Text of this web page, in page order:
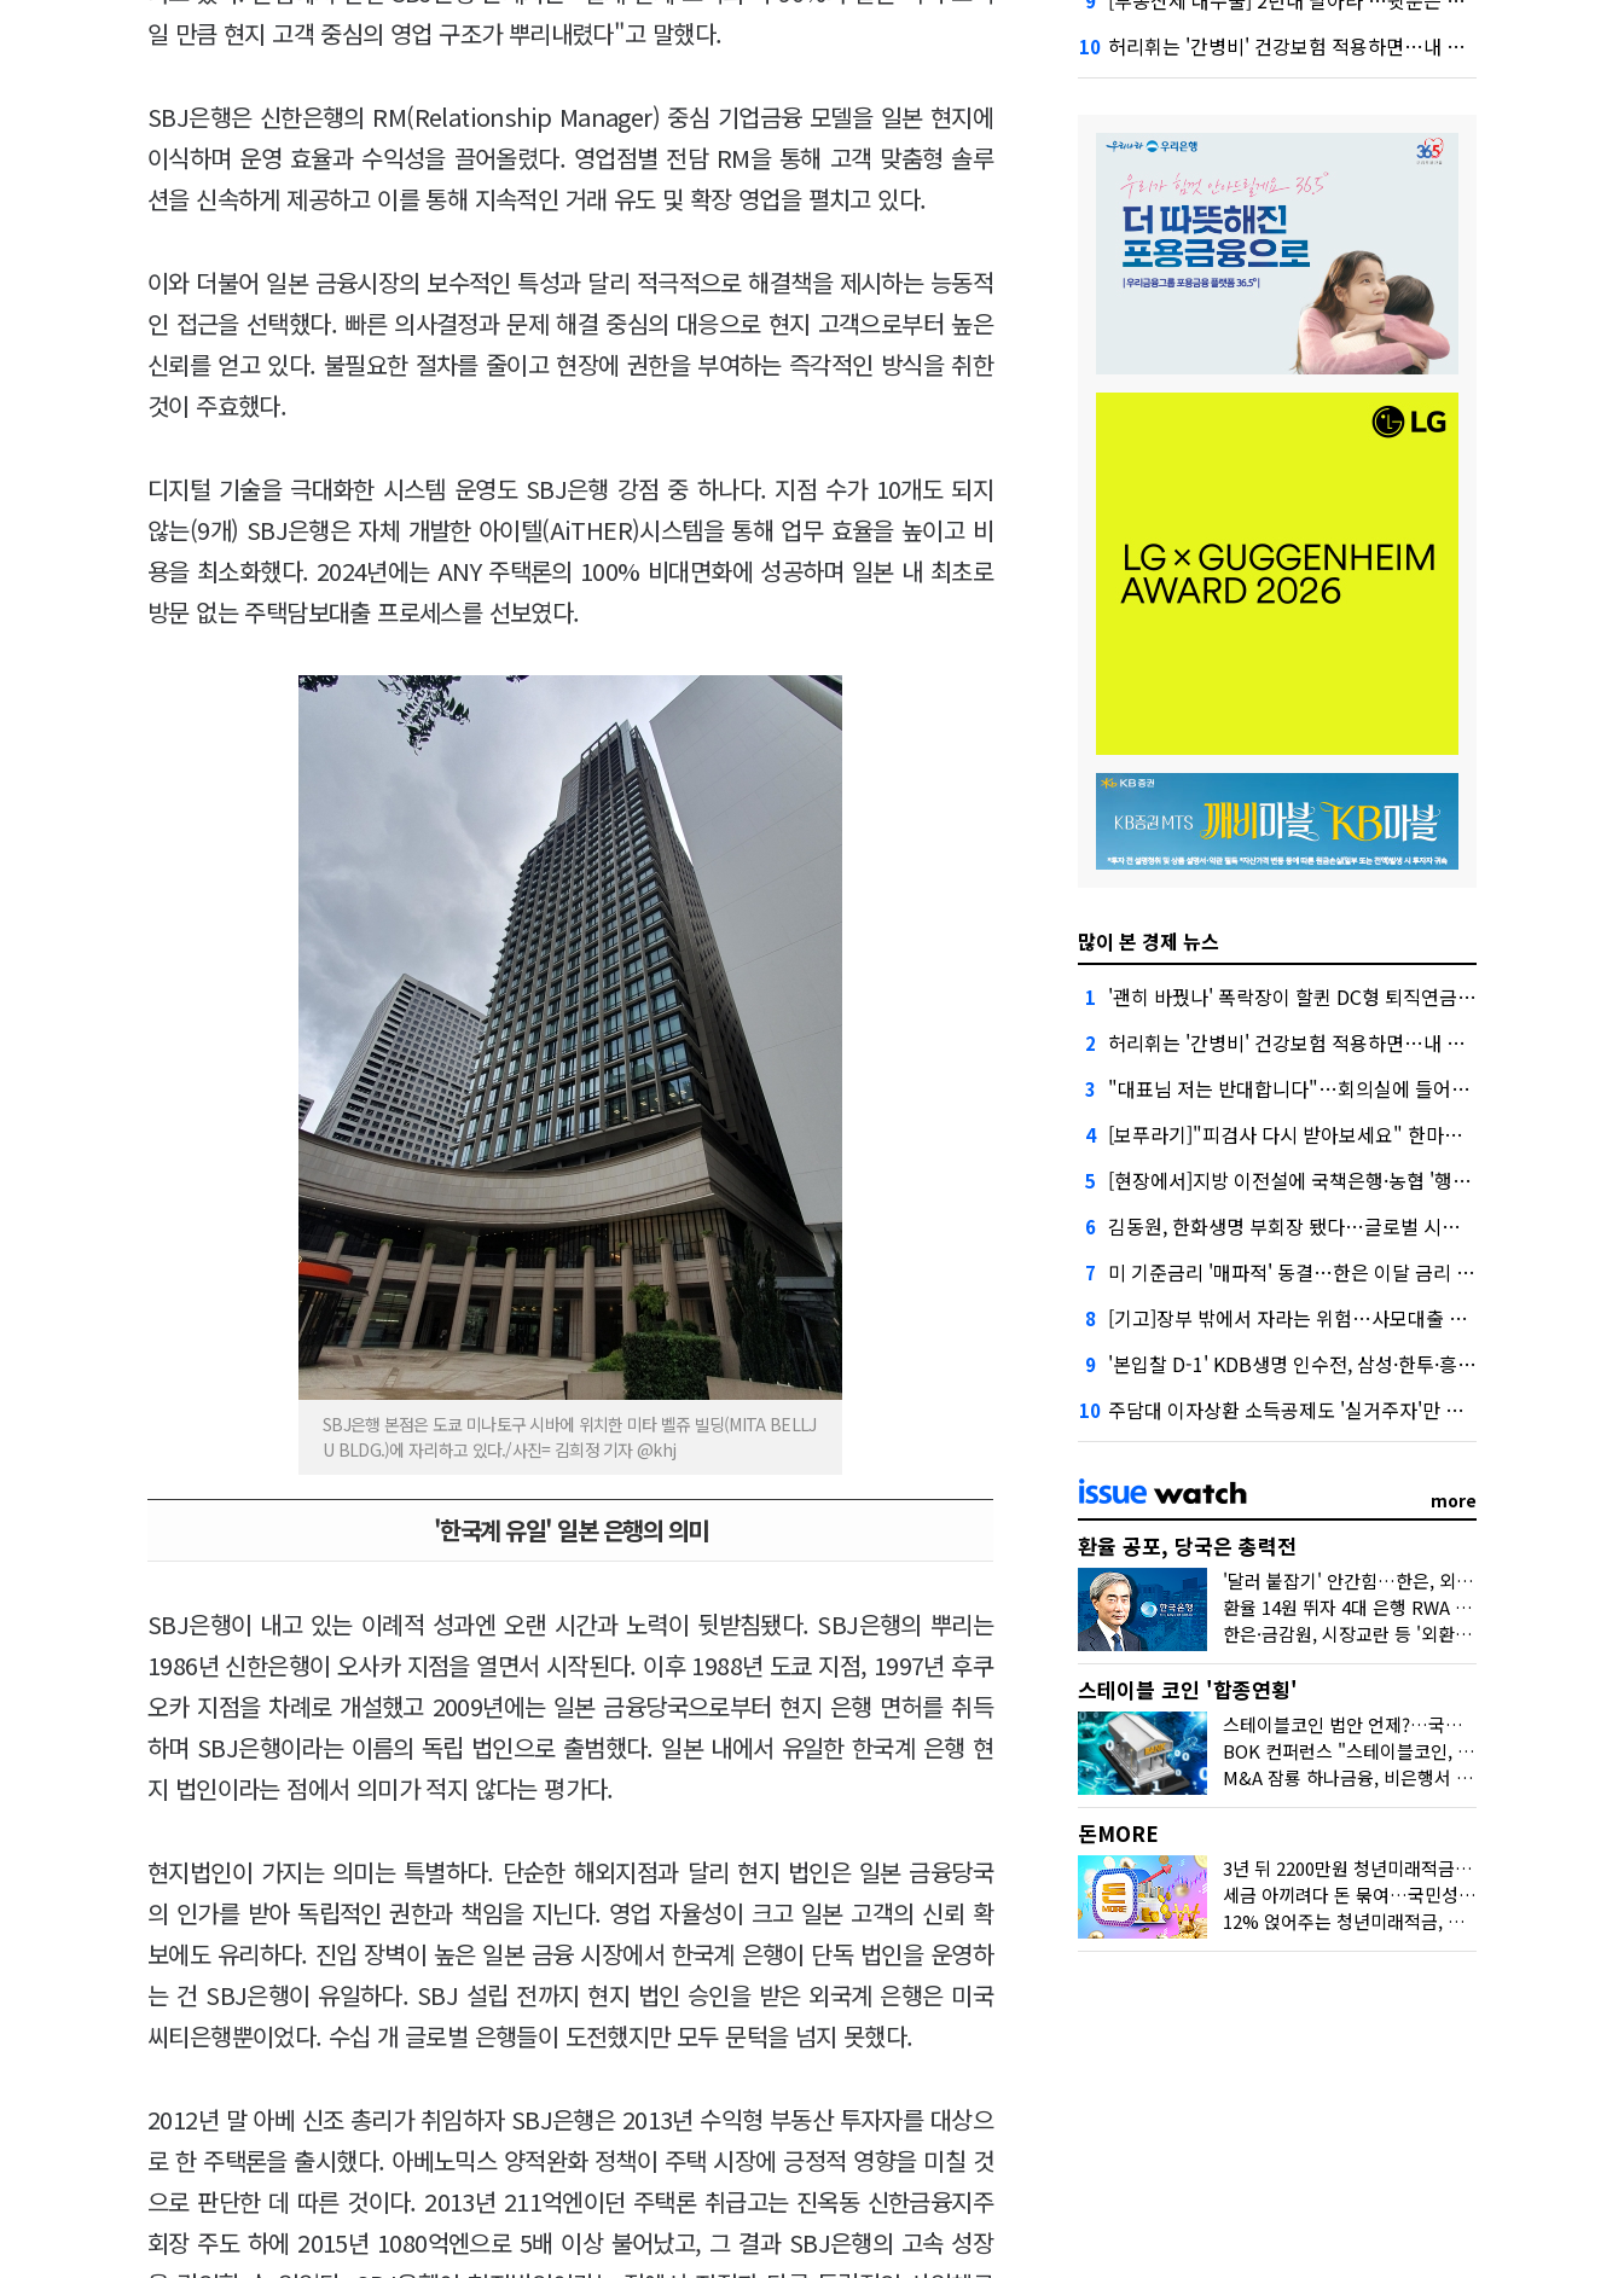
일 만큼 현지 고객 중심의 영업 구조가 뿌리내렸다"고 말했다.
SBJ은행은 신한은행의 RM(Relationship Manager) 중심 기업금융 모델을 일본 현지에
이식하며 운영 효율과 수익성을 끌어올렸다. 영업점별 전담 RM을 통해 고객 맞춤형 솔루
션을 신속하게 제공하고 이를 통해 지속적인 거래 유도 및 확장 영업을 펼치고 있다.
이와 더불어 일본 금융시장의 보수적인 특성과 달리 적극적으로 해결책을 제시하는 능동적
인 접근을 선택했다. 빠른 의사결정과 문제 해결 중심의 대응으로 현지 고객으로부터 높은
신뢰를 얻고 있다. 불필요한 절차를 줄이고 현장에 권한을 부여하는 즉각적인 방식을 취한
것이 주효했다.
디지털 기술을 극대화한 시스템 운영도 SBJ은행 강점 중 하나다. 지점 수가 10개도 되지
않는(9개) SBJ은행은 자체 개발한 아이텔(AiTHER)시스템을 통해 업무 효율을 높이고 비
용을 최소화했다. 2024년에는 ANY 주택론의 100% 비대면화에 성공하며 일본 내 최초로
방문 없는 주택담보대출 프로세스를 선보였다.
SBJ은행 본점은 도쿄 미나토구 시바에 위치한 미타 벨쥬 빌딩(MITA BELLJ
U BLDG.)에 자리하고 있다./사진= 김희정 기자 @khj
'한국계 유일' 일본 은행의 의미
SBJ은행이 내고 있는 이례적 성과엔 오랜 시간과 노력이 뒷받침됐다. SBJ은행의 뿌리는
1986년 신한은행이 오사카 지점을 열면서 시작된다. 이후 1988년 도쿄 지점, 1997년 후쿠
오카 지점을 차례로 개설했고 2009년에는 일본 금융당국으로부터 현지 은행 면허를 취득
하며 SBJ은행이라는 이름의 독립 법인으로 출범했다. 일본 내에서 유일한 한국계 은행 현
지 법인이라는 점에서 의미가 적지 않다는 평가다.
현지법인이 가지는 의미는 특별하다. 단순한 해외지점과 달리 현지 법인은 일본 금융당국
의 인가를 받아 독립적인 권한과 책임을 지닌다. 영업 자율성이 크고 일본 고객의 신뢰 확
보에도 유리하다. 진입 장벽이 높은 일본 금융 시장에서 한국계 은행이 단독 법인을 운영하
는 건 SBJ은행이 유일하다. SBJ 설립 전까지 현지 법인 승인을 받은 외국계 은행은 미국
씨티은행뿐이었다. 수십 개 글로벌 은행들이 도전했지만 모두 문턱을 넘지 못했다.
2012년 말 아베 신조 총리가 취임하자 SBJ은행은 2013년 수익형 부동산 투자자를 대상으
로 한 주택론을 출시했다. 아베노믹스 양적완화 정책이 주택 시장에 긍정적 영향을 미칠 것
으로 판단한 데 따른 것이다. 2013년 211억엔이던 주택론 취급고는 진옥동 신한금융지주
회장 주도 하에 2015년 1080억엔으로 5배 이상 불어났고, 그 결과 SBJ은행의 고속 성장
10 허리휘는 '간병비' 건강보험 적용하면…내 간병보험은?
많이 본 경제 뉴스
1 '괜히 바꿨나' 폭락장이 할퀸 DC형 퇴직연금…전문가 조언은
2 허리휘는 '간병비' 건강보험 적용하면…내 간병보험은?
3 "대표님 저는 반대합니다"…회의실에 들어온 신한금융 AI
4 [보푸라기]"피검사 다시 받아보세요" 한마디에 보험금 못 받을 뻔?
5 [현장에서]지방 이전설에 국책은행·농협 '행동파'…금감원 '신중모드'
6 김동원, 한화생명 부회장 됐다…글로벌 시너지 기대감
7 미 기준금리 '매파적' 동결…한은 이달 금리 향방은?
8 [기고]장부 밖에서 자라는 위험…사모대출 시장과 AI
9 '본입찰 D-1' KDB생명 인수전, 삼성·한투·흥국 셈법은?
10 주담대 이자상환 소득공제도 '실거주자'만 가능
more
환율 공포, 당국은 총력전
'달러 붙잡기' 안간힘…한은, 외화 초과지준에 이자 6개월 더
환율 14원 뛰자 4대 은행 RWA 6조 '눈덩이'…2배 뛴 2분기는?
한은·금감원, 시장교란 등 '외환공동검사'…환율 급등 전방위 대응
스테이블 코인 '합종연횡'
스테이블코인 법안 언제?…국회에 쏠린 시선
BOK 컨퍼런스 "스테이블코인, 결제 넘어 보험 대출 등 금융 연결 도구"
M&A 잠룡 하나금융, 비은행서 '두나무'로 눈돌린 이유는
돈MORE
3년 뒤 2200만원 청년미래적금, 최고 금리 받으려면?
세금 아끼려다 돈 묶여…국민성장펀드 누가 가입하면 좋을까
12% 얹어주는 청년미래적금, 갈아타기 거절 될수 있어요